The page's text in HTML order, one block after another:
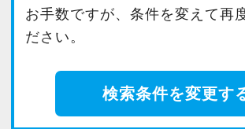
マイリスト
お手数ですが、条件を変えて再
ださい。
検索条件を変更す